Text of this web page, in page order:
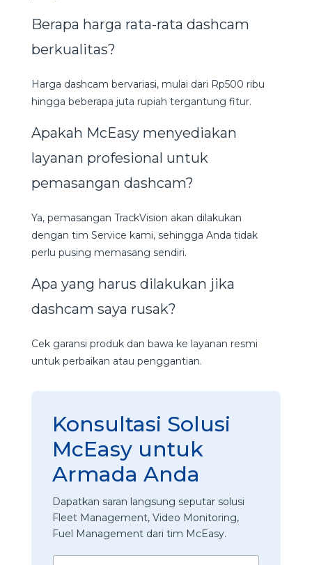
Berapa harga rata-rata dashcam
berkualitas?
Harga dashcam bervariasi, mulai dari Rp500 ribu
hingga beberapa juta rupiah tergantung fitur.
Apakah McEasy menyediakan
layanan profesional untuk
pemasangan dashcam?
Ya, pemasangan TrackVision akan dilakukan
dengan tim Service kami, sehingga Anda tidak
perlu pusing memasang sendiri.
Apa yang harus dilakukan jika
dashcam saya rusak?
Cek garansi produk dan bawa ke layanan resmi
untuk perbaikan atau penggantian.
Konsultasi Solusi
McEasy untuk
Armada Anda
Dapatkan saran langsung seputar solusi
Fleet Management, Video Monitoring,
Fuel Management dari tim McEasy.
N